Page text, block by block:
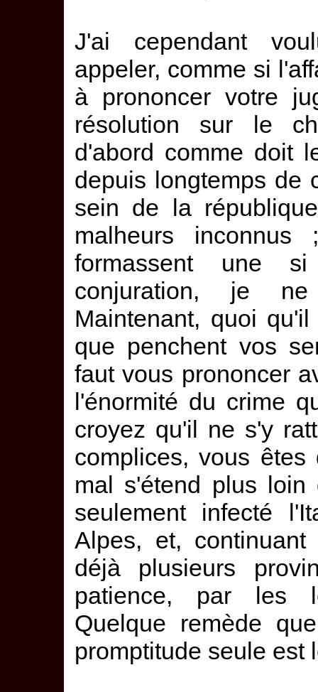
J'ai cependant
appeler, comme si
à prononcer votre
résolution sur le
d'abord comme doit
depuis longtemps de
sein de la
malheurs
formassent une
conjuration, je
Maintenant, quoi
que penchent vos
faut vous prononcer
l'énormité du crime
croyez qu'il ne s'y
complices, vous
mal s'étend plus
seulement infecté
Alpes, et,
déjà plusieurs
patience, par les
Quelque remède
promptitude seule est